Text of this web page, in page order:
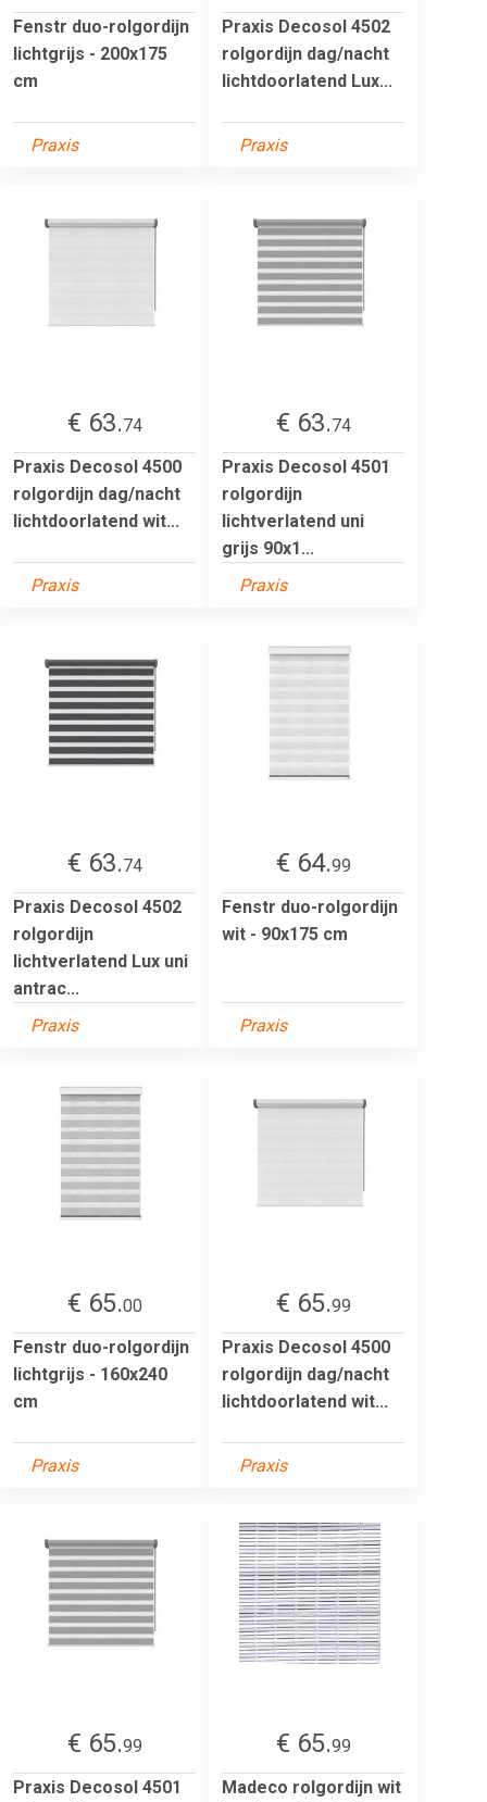
Fenstr duo-rolgordijn
lichtgrijs - 200x175
cm
Praxis
Praxis Decosol 4502
rolgordijn dag/nacht
lichtdoorlatend Lux...
Praxis
€ 63.74
Praxis Decosol 4500
rolgordijn dag/nacht
lichtdoorlatend wit...
Praxis
€ 63.74
Praxis Decosol 4501
rolgordijn
lichtverlatend uni
grijs 90x1...
Praxis
€ 63.74
Praxis Decosol 4502
rolgordijn
lichtverlatend Lux uni
antrac...
Praxis
€ 64.99
Fenstr duo-rolgordijn
wit - 90x175 cm
Praxis
€ 65.00
Fenstr duo-rolgordijn
lichtgrijs - 160x240
cm
Praxis
€ 65.99
Praxis Decosol 4500
rolgordijn dag/nacht
lichtdoorlatend wit...
Praxis
€ 65.99
Praxis Decosol 4501
€ 65.99
Madeco rolgordijn wit